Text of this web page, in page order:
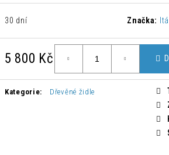
30 dní Značka:
5 800 Kč
cena:
Kategorie: Dřevěné židle
S HNĚDÁ